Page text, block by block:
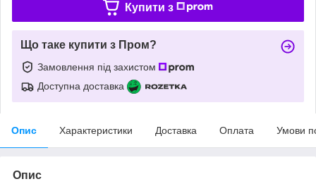
Купити з
Що таке купити з Пром?
Замовлення під захистом
Доступна доставка
Опис Характеристики Доставка Оплата Умови
Опис